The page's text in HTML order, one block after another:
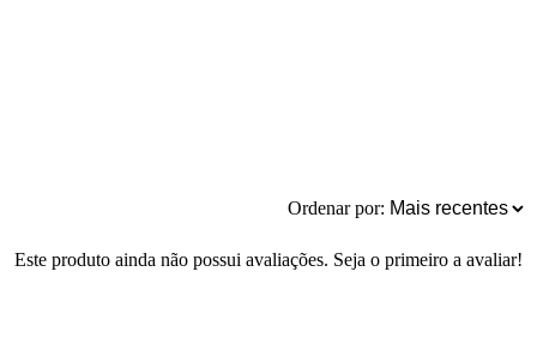
Ordenar por:
Este produto ainda não possui avaliações. Seja o primeiro a avaliar!